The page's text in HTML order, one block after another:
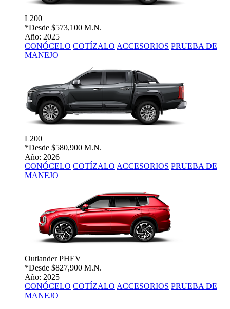
L200
*Desde $573,100 M.N.
Año: 2025
CONÓCELO COTÍZALO ACCESORIOS PRUEBA DE
MANEJO
L200
*Desde $580,900 M.N.
Año: 2026
CONÓCELO COTÍZALO ACCESORIOS PRUEBA DE
MANEJO
Outlander PHEV
*Desde $827,900 M.N.
Año: 2025
CONÓCELO COTÍZALO ACCESORIOS PRUEBA DE
MANEJO